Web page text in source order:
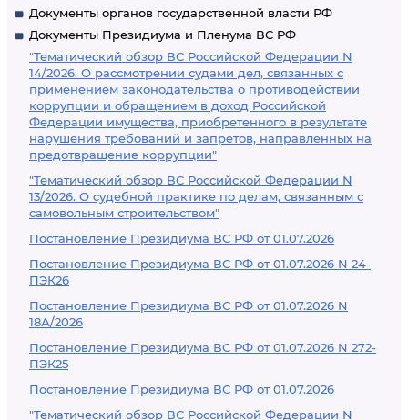
Документы органов государственной власти РФ
Документы Президиума и Пленума ВС РФ
"Тематический обзор ВС Российской Федерации N
14/2026. О рассмотрении судами дел, связанных с
применением законодательства о противодействии
коррупции и обращением в доход Российской
Федерации имущества, приобретенного в результате
нарушения требований и запретов, направленных на
предотвращение коррупции"
"Тематический обзор ВС Российской Федерации N
13/2026. О судебной практике по делам, связанным с
самовольным строительством"
Постановление Президиума ВС РФ от 01.07.2026
Постановление Президиума ВС РФ от 01.07.2026 N 24-
ПЭК26
Постановление Президиума ВС РФ от 01.07.2026 N
18А/2026
Постановление Президиума ВС РФ от 01.07.2026 N 272-
ПЭК25
Постановление Президиума ВС РФ от 01.07.2026
"Тематический обзор ВС Российской Федерации N